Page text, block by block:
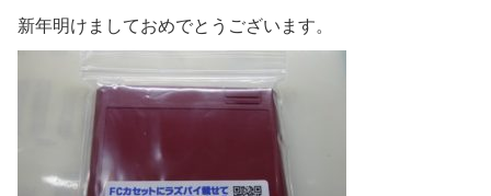
新年明けましておめでとうございます。